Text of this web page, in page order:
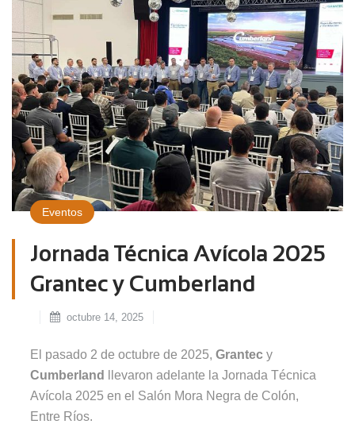
Eventos
Jornada Técnica Avícola 2025
Grantec y Cumberland
octubre 14, 2025
El pasado 2 de octubre de 2025, Grantec y
Cumberland
llevaron adelante la Jornada Técnica
Avícola 2025 en el Salón Mora Negra de Colón,
Entre Ríos.